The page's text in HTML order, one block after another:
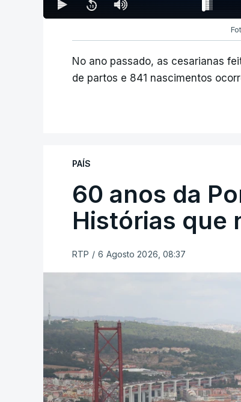
No ano passado, as cesarianas
de partos e 841 nascimentos
PAÍS
60 anos da
Histórias que
RTP / 6 Agosto 2026, 08:37